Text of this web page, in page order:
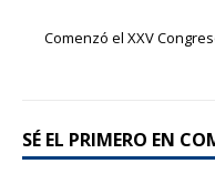
Comenzó el XXV
SÉ EL PRIMERO EN